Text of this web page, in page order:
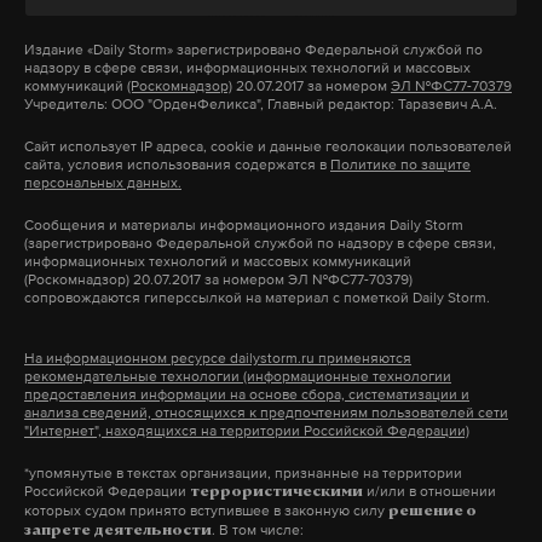
Шенгенскую зону. Процесс согласования нового
санкционного пакета продолжается.
Подпишитесь на Daily Storm вMAX. Он
А еще мы есть вTelegram,ДзениVK.
Макс Telegram
Дзен VK
#виза # россияне #евросоюз
Издание «Daily Storm» зарегистрировано Федеральной службой по
надзору в сфере связи, информационных технологий и массовых
коммуникаций (Роскомнадзор) 20.07.2017 за номером ЭЛ №ФС77-70379
Учредитель: ООО "ОрденФеликса", Главный редактор: Таразевич А.А.
Сайт использует IP адреса, cookie и данные геолокации пользователей
сайта, условия использования содержатся в Политике по защите
персональных данных.
Сообщения и материалы информационного издания Daily Storm
(зарегистрировано Федеральной службой по надзору в сфере связи,
информационных технологий и массовых коммуникаций
(Роскомнадзор) 20.07.2017 за номером ЭЛ №ФС77-70379)
сопровождаются гиперссылкой на материал с пометкой Daily Storm.
На информационном ресурсе dailystorm.ru применяются
рекомендательные технологии (информационные технологии
предоставления информации на основе сбора, систематизации и
анализа сведений, относящихся к предпочтениям пользователей сети
"Интернет", находящихся на территории Российской Федерации)
*упомянутые в текстах организации, признанные на территории
Российской Федерации террористическими и/или в отношении
которых судом принято вступившее в законную силу решение о
запрете деятельности. В том числе: